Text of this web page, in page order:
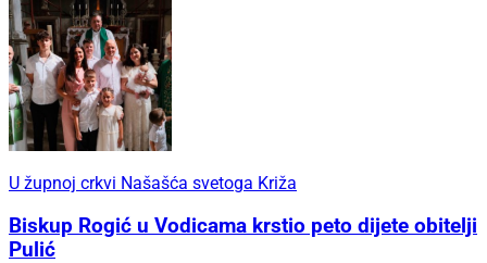
U župnoj crkvi Našašća svetoga Križa
Biskup Rogić u Vodicama krstio peto dijete obitelji
Pulić